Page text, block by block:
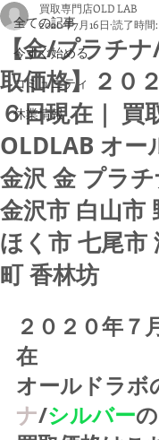
全ての記事
今すぐ始める
コミュニティ
休業情報
【金/プラチ
取価格】２０
６日現在｜ 買
OLDLAB オー
金沢 金 プラ
金沢市 白山市
ほく市 七尾市
町 香林坊
買取専門店OLD LAB
2020年7月16日 読了時間
２０２０年７
在
オールドラボ
ナ/シルバーの